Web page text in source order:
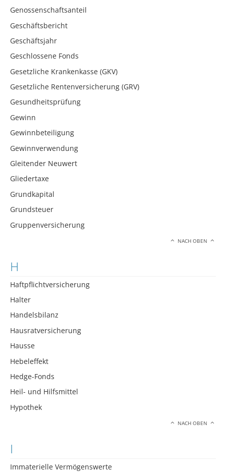
Genossenschaftsanteil
Geschäftsbericht
Geschäftsjahr
Geschlossene Fonds
Gesetzliche Krankenkasse (GKV)
Gesetzliche Rentenversicherung (GRV)
Gesundheitsprüfung
Gewinn
Gewinnbeteiligung
Gewinnverwendung
Gleitender Neuwert
Gliedertaxe
Grundkapital
Grundsteuer
Gruppenversicherung
NACH OBEN
H
Haftpflichtversicherung
Halter
Handelsbilanz
Hausratversicherung
Hausse
Hebeleffekt
Hedge-Fonds
Heil- und Hilfsmittel
Hypothek
NACH OBEN
I
Immaterielle Vermögenswerte